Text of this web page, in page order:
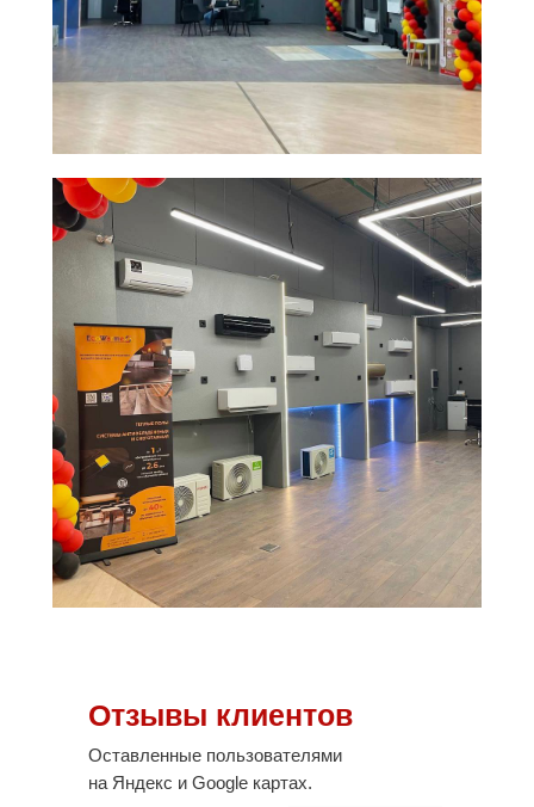
Отзывы клиентов
Оставленные пользователями
на Яндекс и Google картах.